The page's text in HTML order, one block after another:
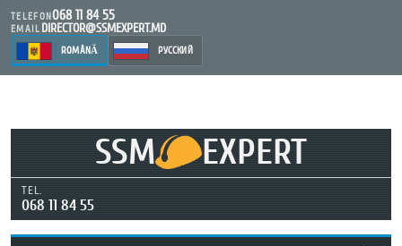
TELEFON068 11 84 55
EMAIL DIRECTOR@SSMEXPERT.MD
ROMÂNĂ РУССКИЙ
SSM EXPERT
TEL.
068 11 84 55